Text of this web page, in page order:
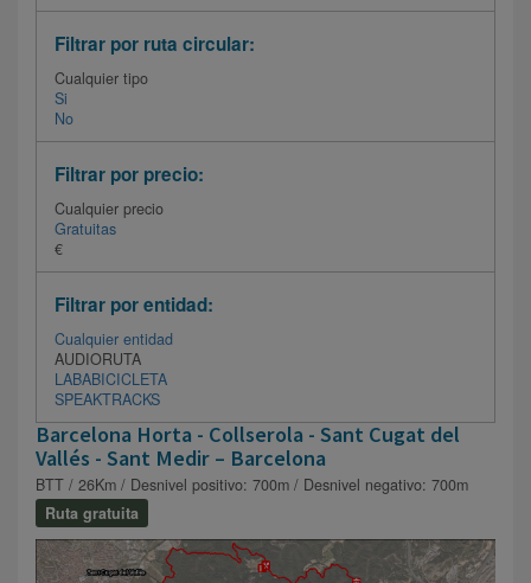
Filtrar por ruta circular:
Cualquier tipo
Si
No
Filtrar por precio:
Cualquier precio
Gratuitas
€
Filtrar por entidad:
Cualquier entidad
AUDIORUTA
LABABICICLETA
SPEAKTRACKS
Barcelona Horta - Collserola - Sant Cugat del
Vallés - Sant Medir – Barcelona
BTT / 26Km / Desnivel positivo: 700m / Desnivel negativo: 700m
Ruta gratuita